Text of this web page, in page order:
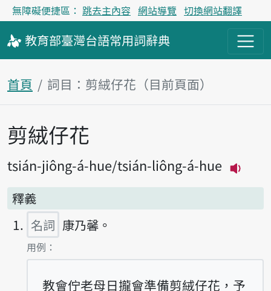
無障礙便捷區： 跳去主內容 網站導覽 切換網站翻譯
教育部臺灣台語常用詞辭典
首頁 詞目：剪絨仔花（目前頁面）
主內容區塊
剪絨仔花
tsián-jiông-á-hue tsián-liông-á-hue
釋義
名詞 康乃馨。
第1項釋義的
用例：
教會佇老母日攏會準備剪絨仔花，予